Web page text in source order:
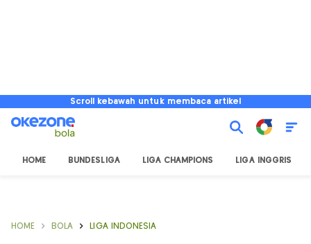
Scroll kebawah untuk membaca artikel
HOME BUNDESLIGA LIGA CHAMPIONS LIGA INGGRIS
HOME BOLA LIGA INDONESIA